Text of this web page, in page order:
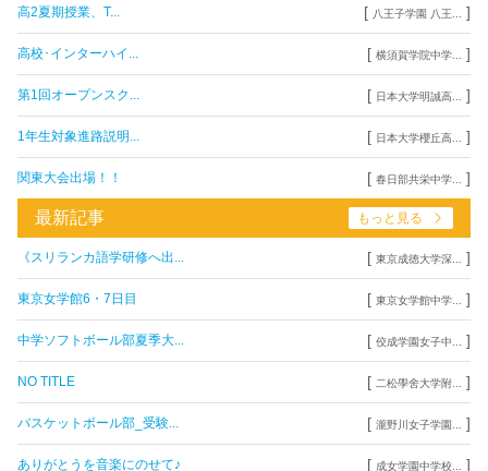
高2夏期授業、T... [ 八王子学園 八王... ]
高校･インターハイ... [ 横須賀学院中学... ]
第1回オープンスク... [ 日本大学明誠高... ]
1年生対象進路説明... [ 日本大学櫻丘高... ]
関東大会出場！！ [ 春日部共栄中学... ]
最新記事 もっと見る
《スリランカ語学研修へ出... [ 東京成徳大学深... ]
東京女学館6・7日目 [ 東京女学館中学... ]
中学ソフトボール部夏季大... [ 佼成学園女子中... ]
NO TITLE [ 二松學舍大学附... ]
バスケットボール部_受験... [ 瀧野川女子学園... ]
ありがとうを音楽にのせて♪ [ 成女学園中学校... ]